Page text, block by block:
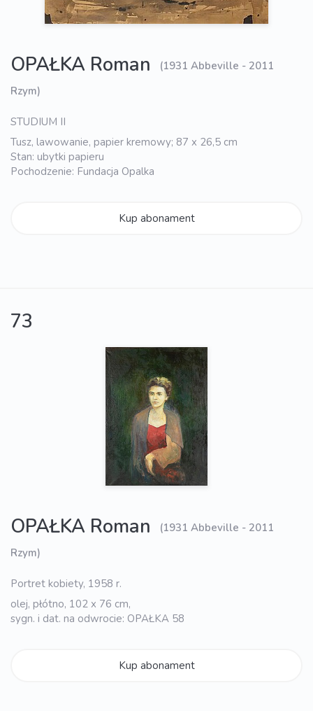
OPAŁKA Roman
(1931 Abbeville - 2011
Rzym)
STUDIUM II
Tusz, lawowanie, papier kremowy; 87 x 26,5 cm
Stan: ubytki papieru
Pochodzenie: Fundacja Opalka
Kup abonament
73
OPAŁKA Roman
(1931 Abbeville - 2011
Rzym)
Portret kobiety, 1958 r.
olej, płótno, 102 x 76 cm,
sygn. i dat. na odwrocie: OPAŁKA 58
Kup abonament